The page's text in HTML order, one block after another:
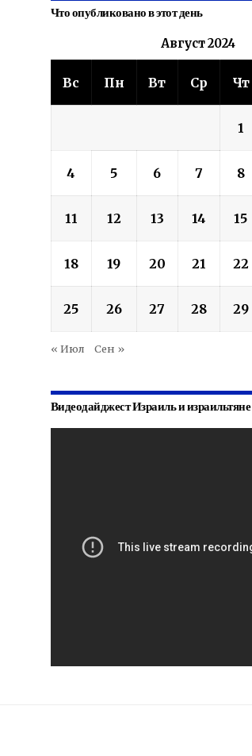
Что опубликовано в этот день
Август 2024
Вс Пн Вт Ср Чт
1
4 5 6 7 8
11 12 13 14 15
18 19 20 21 22
25 26 27 28 29
« Июл Сен »
Видеодайджест Израиль и израильтяне